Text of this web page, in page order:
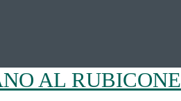
AL RUBICONE